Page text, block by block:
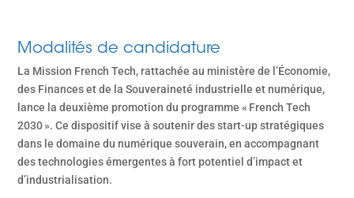
Modalités de candidature
La Mission French Tech, rattachée au ministère de l’Économie,
des Finances et de la Souveraineté industrielle et numérique,
lance la deuxième promotion du programme « French Tech
2030 ». Ce dispositif vise à soutenir des start-up stratégiques
dans le domaine du numérique souverain, en accompagnant
des technologies émergentes à fort potentiel d’impact et
d’industrialisation.